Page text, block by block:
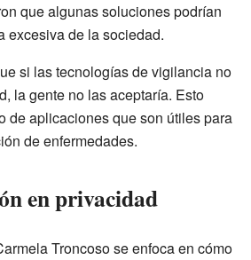
que algunas soluciones podrían
excesiva de la sociedad.
si las tecnologías de vigilancia no
la gente no las aceptaría. Esto
de aplicaciones que son útiles para
de enfermedades.
en privacidad
Troncoso se enfoca en cómo